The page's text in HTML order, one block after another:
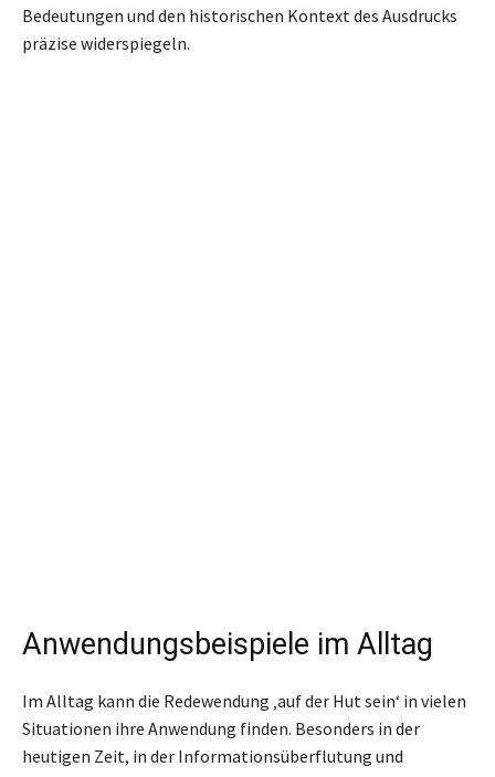
Bedeutungen und den historischen Kontext des Ausdrucks
präzise widerspiegeln.
Anwendungsbeispiele im Alltag
Im Alltag kann die Redewendung ‚auf der Hut sein‘ in vielen
Situationen ihre Anwendung finden. Besonders in der
heutigen Zeit, in der Informationsüberflutung und